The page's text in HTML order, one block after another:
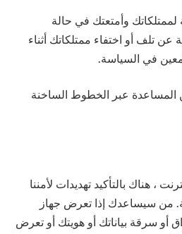
لممتلكاتك وأمتعتك في حالة
عن تلف أو اختفاء ممتلكاتك أثناء
في السياسة.
المساعدة عبر الخطوط الساخنة
، هناك بالتأكيد تهديدات لأمننا
من سيساعدك إذا تعرض جهاز
أو سرقة بياناتك أو هويتك أو تعرض